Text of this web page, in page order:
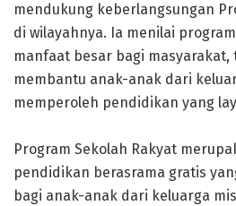
mendukung keberlangsungan
di wilayahnya. Ia menilai
manfaat besar bagi masyarakat,
membantu anak-anak dari
memperoleh pendidikan yang
‎Program Sekolah Rakyat
pendidikan berasrama gratis
bagi anak-anak dari keluarga